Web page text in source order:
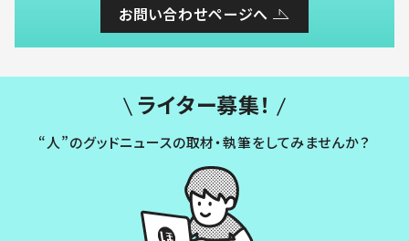
お問い合わせページへ
ライター募集！
“人”のグッドニュースの取材・執筆をしてみませんか？